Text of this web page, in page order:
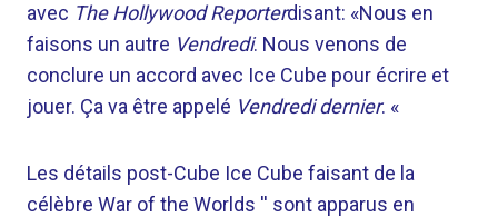
avec The Hollywood Reporterdisant: «Nous en
faisons un autre Vendredi. Nous venons de
conclure un accord avec Ice Cube pour écrire et
jouer. Ça va être appelé Vendredi dernier. «
Les détails post-Cube Ice Cube faisant de la
célèbre War of the Worlds '' sont apparus en